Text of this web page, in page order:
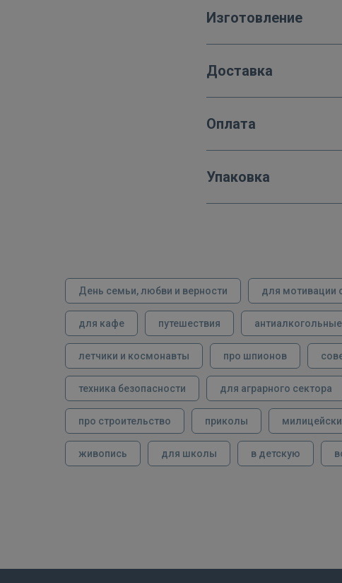
Изготовление
Доставка
Оплата
Упаковка
День семьи, любви и верности для мотивации
для кафе путешествия антиалкогольные
летчики и космонавты про шпионов
техника безопасности для аграрного сектора
про строительство приколы
живопись для школы в детскую